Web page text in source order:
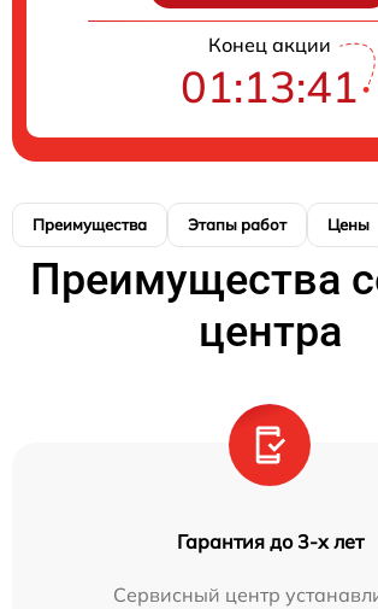
Конец акции
01:13:40
Преимущества Этапы работ Цены
Преимущества
центра
Гарантия до 3-х лет
Сервисный центр